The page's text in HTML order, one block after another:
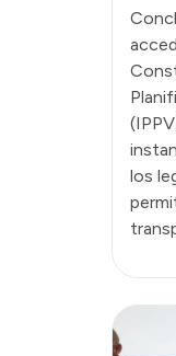
los